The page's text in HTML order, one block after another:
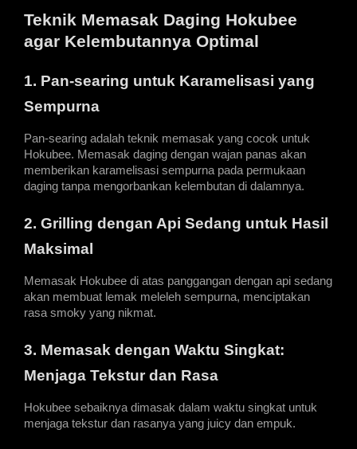
Teknik Memasak Daging Hokubee
agar Kelembutannya Optimal
1. Pan-searing untuk Karamelisasi yang
Sempurna
Pan-searing adalah teknik memasak yang cocok untuk
Hokubee. Memasak daging dengan wajan panas akan
memberikan karamelisasi sempurna pada permukaan
daging tanpa mengorbankan kelembutan di dalamnya.
2. Grilling dengan Api Sedang untuk Hasil
Maksimal
Memasak Hokubee di atas panggangan dengan api sedang
akan membuat lemak meleleh sempurna, menciptakan
rasa smoky yang nikmat.
3. Memasak dengan Waktu Singkat:
Menjaga Tekstur dan Rasa
Hokubee sebaiknya dimasak dalam waktu singkat untuk
menjaga tekstur dan rasanya yang juicy dan empuk.